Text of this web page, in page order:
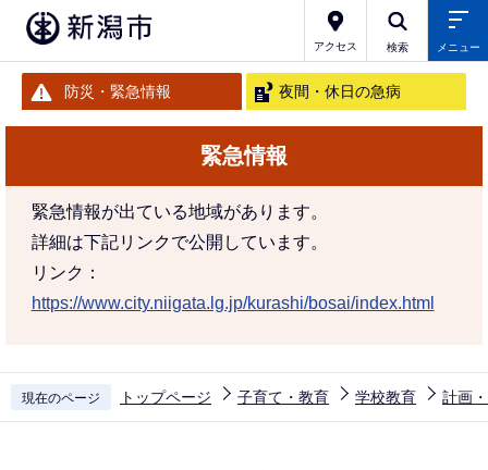
アクセス 検索 メニュー
防災・緊急情報 夜間・休日の急病
緊急情報
緊急情報が出ている地域があります。
詳細は下記リンクで公開しています。
リンク：
https://www.city.niigata.lg.jp/kurashi/bosai/index.html
現在のページ トップページ 子育て・教育 学校教育 計画